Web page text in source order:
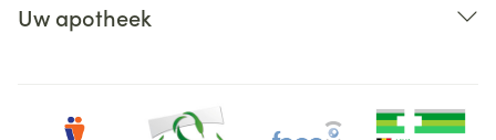
Uw apotheek